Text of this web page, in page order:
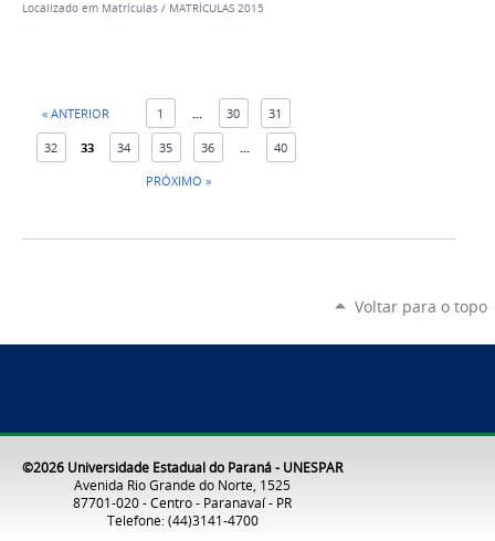
Localizado em Matrículas / MATRÍCULAS 2015
« ANTERIOR 1 ... 30 31
32 33 34 35 36 ...
40
PRÓXIMO »
Voltar para o topo
©2026 Universidade Estadual do Paraná - UNESPAR
Avenida Rio Grande do Norte, 1525
87701-020 - Centro - Paranavaí - PR
Telefone: (44)3141-4700